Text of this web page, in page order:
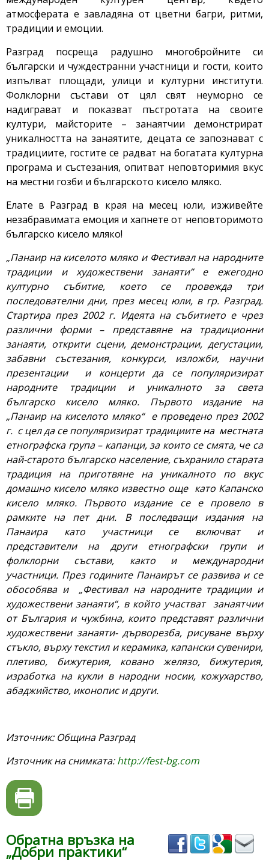
атмосферата е завладяна от цвeтни багри, ритми,
традиции и емоции.
Разград посреща радушно многобройните си
български и чуждестранни участници и гости, които
изпълват площади, улици и културни институти.
Фолклорни състави от цял свят неуморно се
надиграват и показват пъстротата на своите
култури, майсторите – занаятчии демонстрират
уникалността на занаятите, децата се запознават с
традициите, гостите се радват на богатата културна
програма и състезания, опитват неповторимия вкус
на местни гозби и българското кисело мляко.
Елате в Разград в края на месец юли, изживейте
незабравимата емоция и хапнете от неповторимото
българско кисело мляко!
„Панаир на киселото мляко и Фестивал на народните
традиции и художествени занаяти” е ежегодно
културно събитие, което се провежда три
последователни дни, през месец юли, в гр. Разград.
Стартира през 2002 г. Идеята на събитието е чрез
различни форми – представяне на традиционни
занаяти, открити сцени, демонстрации, дегустации,
забавни състезания, конкурси, изложби, научни
презентации и концерти да се популяризират
народните традиции и уникалното за света
българско кисело мляко. Първото издание на
„Панаир на киселото мляко“ е проведено през 2002
г. с цел да се популяризират традициите на местната
етнографска група – капанци, за които се смята, че са
най-старото българско население, съхранило старата
традиция на приготвяне на уникалното по вкус
домашно кисело мляко известно още като Капанско
кисело мляко. Първото издание се е провело в
рамките на пет дни. В последващи издания на
Панаира като участници се включват и
представители на други етнографски групи и
фолклорни състави, както и международни
участници. През годините Панаирът се развива и се
обособява и „Фестивал на народните традиции и
художествени занаяти“, в който участват занаятчии
от България и чужбина, които представят различни
художествени занаяти- дърворезба, рисуване върху
стъкло, върху текстил и керамика, капански сувенири,
плетиво, бижутерия, ковано желязо, бижутерия,
изработка на кукли в народни носии, кожухарство,
абаджийство, иконопис и други.
Източник: Община Разград
Източник на снимката:http://fest-bg.com
Обратна връзка на
„Добри практики“